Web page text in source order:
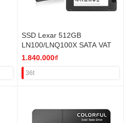
SSD Lexar 512GB
LN100/LNQ100X SATA VAT
1.840.000₫
36t